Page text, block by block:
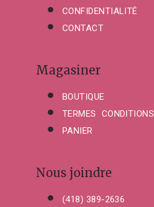
CONFIDENTIALITÉ
CONTACT
Magasiner
BOUTIQUE
TERMES CONDITIONS
PANIER
Nous joindre
(418) 389-2636